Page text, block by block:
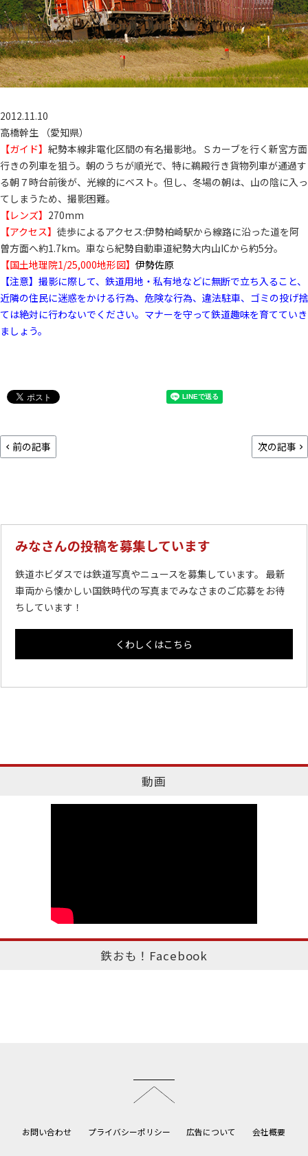
2012.11.10
高橋幹生 （愛知県）
【ガイド】 紀勢本線非電化区間の有名撮影地。Ｓカーブを行く新宮方面
行きの列車を狙う。朝のうちが順光で、特に鵜殿行き貨物列車が通過す
る朝７時台前後が、光線的にベスト。但し、冬場の朝は、山の陰に入っ
てしまうため、撮影困難。
【レンズ】 270mm
【アクセス】 徒歩によるアクセス:伊勢柏崎駅から線路に沿った道を阿
曽方面へ約1.7km。車なら紀勢自動車道紀勢大内山ICから約5分。
【国土地理院1/25,000地形図】 伊勢佐原
【注意】撮影に際して、鉄道用地・私有地などに無断で立ち入ること、
近隣の住民に迷惑をかける行為、危険な行為、違法駐車、ゴミの投げ捨
ては絶対に行わないでください。マナーを守って鉄道趣味を育てていき
ましょう。
前の記事 次の記事
みなさんの投稿を募集しています
鉄道ホビダスでは鉄道写真やニュースを募集しています。 最新
車両から懐かしい国鉄時代の写真までみなさまのご応募をお待
ちしています！
くわしくはこちら
動画
鉄おも！Facebook
お問い合わせ プライバシーポリシー 広告について 会社概要